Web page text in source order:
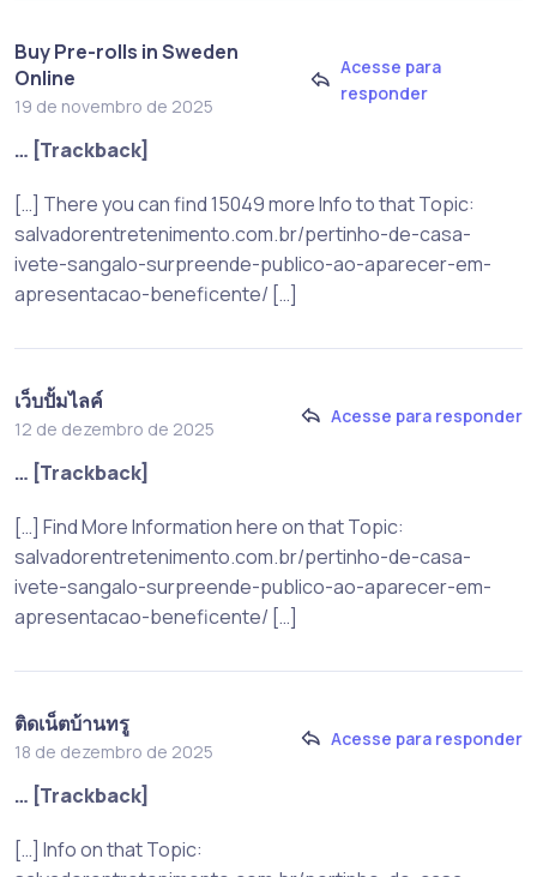
Buy Pre-rolls in Sweden
Online
19 de novembro de 2025
Acesse para
responder
… [Trackback]
[…] There you can find 15049 more Info to that Topic:
salvadorentretenimento.com.br/pertinho-de-casa-
ivete-sangalo-surpreende-publico-ao-aparecer-em-
apresentacao-beneficente/ […]
เว็บปั้มไลค์
12 de dezembro de 2025
Acesse para responder
… [Trackback]
[…] Find More Information here on that Topic:
salvadorentretenimento.com.br/pertinho-de-casa-
ivete-sangalo-surpreende-publico-ao-aparecer-em-
apresentacao-beneficente/ […]
ติดเน็ตบ้านทรู
18 de dezembro de 2025
Acesse para responder
… [Trackback]
[…] Info on that Topic: